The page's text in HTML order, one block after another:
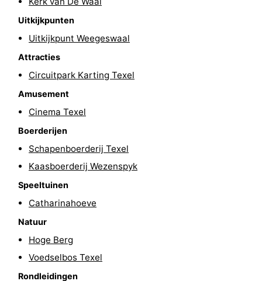
Hoogelandt
Beach
Park
Texel
Buytenveldt
De
Krim
EuroParcs
Texel
Kustpark
Strandhuys
Villapark
Residentie
Texel
Villapark
Vogelmient
Last
minutes
Strand
Zien
Uitkijkpunten
Uitkijkpunt Weegeswaal
Attracties
Circuitpark Karting Texel
Amusement
Cinema Texel
Boerderijen
Schapenboerderij Texel
Kaasboerderij Wezenspyk
Speeltuinen
Catharinahoeve
Natuur
Hoge Berg
Voedselbos Texel
Rondleidingen